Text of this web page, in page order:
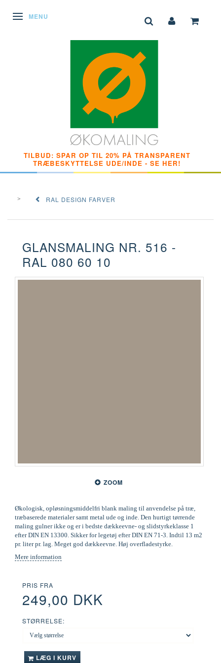
SKIFTE NAVIGATION
MENU
TILBUD: SPAR OP TIL 20% PÅ TRANSPARENT
TRÆBESKYTTELSE UDE/INDE - SE HER!
RAL DESIGN FARVER
GLANSMALING NR. 516 -
RAL 080 60 10
ZOOM
Økologisk, opløsningsmiddelfri blank maling til anvendelse på træ,
træbaserede materialer samt metal ude og inde. Den hurtigt tørrende
maling gulner ikke og er i bedste dækkeevne- og slidstyrkeklasse 1
efter DIN EN 13300. Sikker for legetøj efter DIN EN 71-3. Indtil 13 m2
pr. liter pr. lag. Meget god dækkeevne. Høj overfladestyrke.
Mere information
PRIS FRA
249,00 DKK
STØRRELSE:
LÆG I KURV